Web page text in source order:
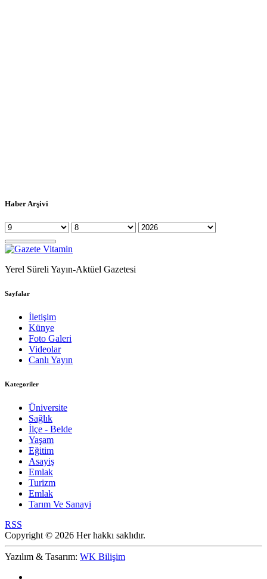
Haber Arşivi
Yerel Süreli Yayın-Aktüel Gazetesi
Sayfalar
İletişim
Künye
Foto Galeri
Videolar
Canlı Yayın
Kategoriler
Üniversite
Sağlık
İlçe - Belde
Yaşam
Eğitim
Asayiş
Emlak
Turizm
Emlak
Tarım Ve Sanayi
RSS
Copyright © 2026 Her hakkı saklıdır.
Yazılım & Tasarım: WK Bilişim